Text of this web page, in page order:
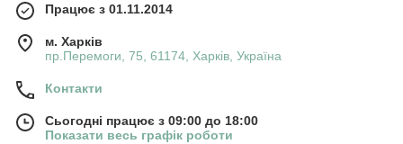
Працює з 01.11.2014
м. Харків
пр.Перемоги, 75, 61174, Харків, Україна
Контакти
Сьогодні працює з 09:00 до 18:00
Показати весь графік роботи